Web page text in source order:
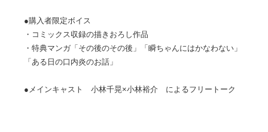
●購入者限定ボイス
・コミックス収録の描きおろし作品
・特典マンガ「その後のその後」「瞬ちゃんにはかなわない」
「ある日の口内炎のお話」
●メインキャスト 小林千晃×小林裕介 によるフリートーク